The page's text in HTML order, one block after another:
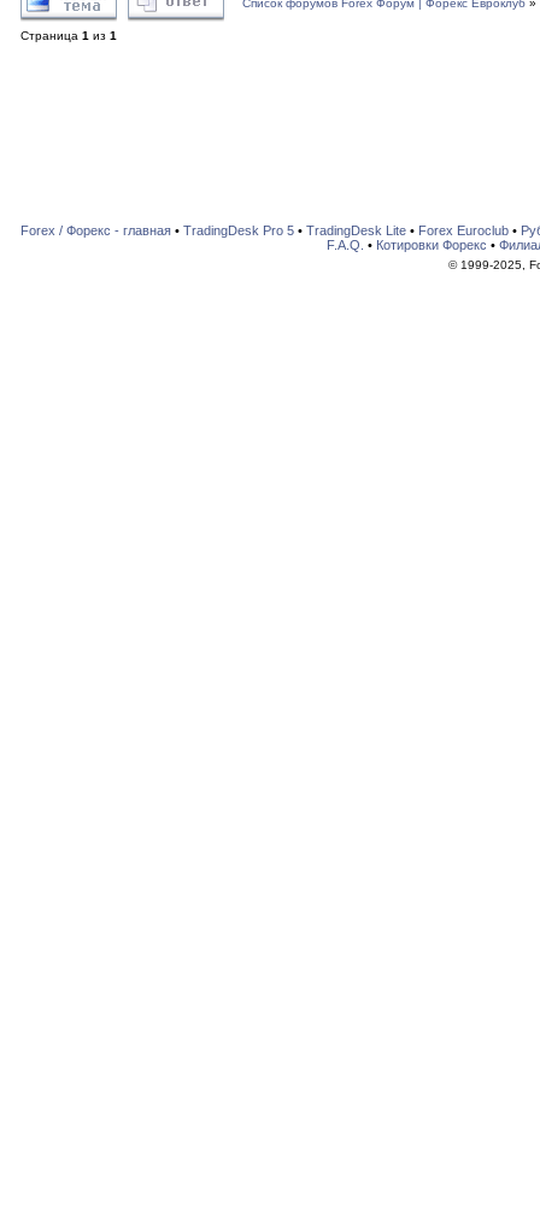
Список форумов Forex Форум | Форекс Евроклуб »
Страница 1 из 1
Forex / Форекс - главная• TradingDesk Pro 5• TradingDesk Lite• Forex Euroclub•
F.A.Q. • Котировки Форекс •
© 1999-2025,